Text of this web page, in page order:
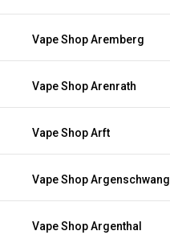
Vape Shop Aremberg
Vape Shop Arenrath
Vape Shop Arft
Vape Shop Argenschwang
Vape Shop Argenthal